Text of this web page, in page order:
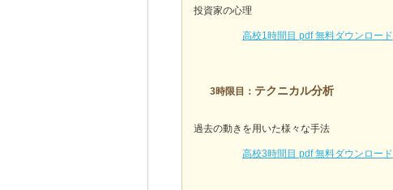
投資家の心理
高校1時間目 pdf 無料ダウンロード
3時限目： テクニカル分析
過去の動きを用いた様々な手法
高校3時間目 pdf 無料ダウンロード